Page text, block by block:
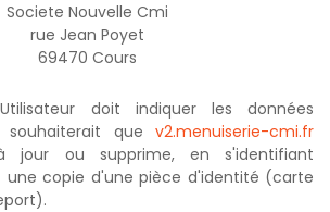
Societe Nouvelle Cmi
rue Jean Poyet
69470 Cours
doit indiquer les données
souhaiterait que v2.menuiserie-cmi.fr
jour ou supprime, en s'identifiant
une copie d'une pièce d'identité (carte